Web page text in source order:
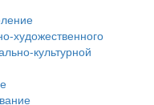
художественного
культурной